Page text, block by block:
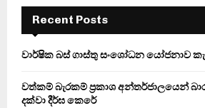
f
r
Recent Posts
වාර්ෂික බස් ගාස්තු සංශෝධන යෝජනාව
වත්කම් බැරකම් ප්‍රකාශ අන්තර්ජාලයෙන්
දක්වා දීර්ඝ කෙරේ